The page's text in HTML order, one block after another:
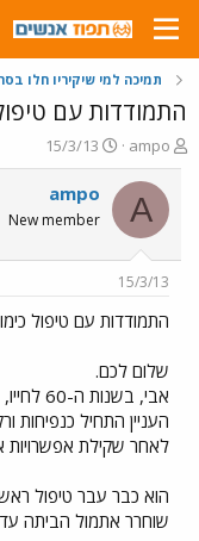
תמיכה למי שיקיריו חלו
התמודדות עם
פ
ו
ת
ח
ה
ש
א
ampo
פ
ו
ר
ם
ר
15/3/13
A
ampo
New member
15/3/13
התמודדות עם טיפול
שלום לכם.
אבי, בשנות ה-60 לחייו, התחיל לפני כשבועיים טיפול כימוטראפי.
העניין התחיל כנפיחות
לאחר שקילת אפשרויות
הוא כבר עבר טיפול ראשון, במשך כ-
שוחרר אתמול הביתה